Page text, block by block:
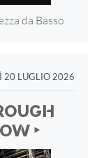
da Basso
20 LUGLIO 2026
‣